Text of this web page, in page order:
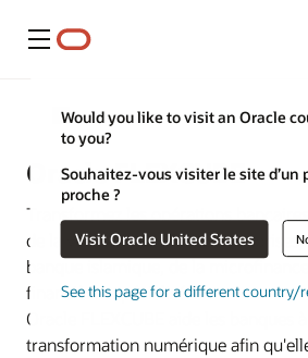
Menu
Would you like to visit an Oracle
to you?
Souhaitez-vous visiter le site d’un
proche ?
Visit Oracle United States
See this page for a different country/
Services bancaires
Oracle FLEXCUBE
Transformez les opérations bancaires
de la vente au détail, des entreprises,
banque islamique, de la
financières spécialisées.
Oracle FLEXCUBE aide les banques à
transformation numérique afin